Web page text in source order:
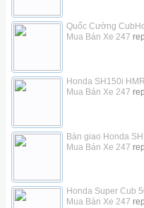
Quốc Cường
Mua Bán Xe 247
Honda SH150i
Mua Bán Xe 247
Bàn giao Honda
Mua Bán Xe 247
Honda Super Cub
Mua Bán Xe 247